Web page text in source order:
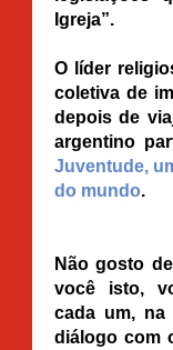
Igreja”.
O líder
coletiva de
depois de
argentino
Juventude,
do mundo.
Não gosto
você isto,
cada um, na
diálogo com